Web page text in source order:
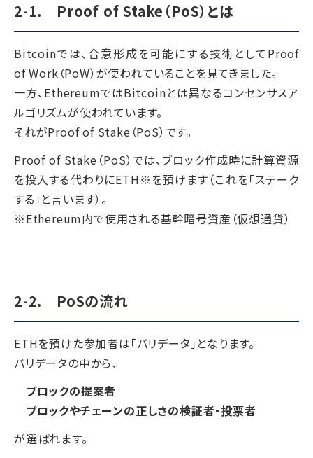
2-1. Proof of Stake（PoS）とは
Bitcoinでは、合意形成を可能にする技術としてProof
of Work（PoW）が使われていることを見てきました。
一方、EthereumではBitcoinとは異なるコンセンサスア
ルゴリズムが使われています。
それがProof of Stake（PoS）です。
Proof of Stake（PoS）では、ブロック作成時に計算資源
を投入する代わりにETH※を預けます（これを「ステーク
する」と言います）。
※Ethereum内で使用される基幹暗号資産（仮想通貨）
2-2. PoSの流れ
ETHを預けた参加者は「バリデータ」となります。
バリデータの中から、
ブロックの提案者
ブロックやチェーンの正しさの検証者・投票者
が選ばれます。